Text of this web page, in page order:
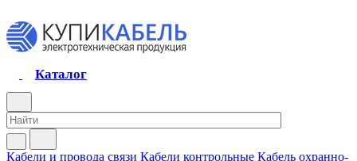
Каталог
Кабели и провода связи Кабели контрольные Кабель охранно-